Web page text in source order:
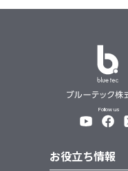
Follow us
お役立ち情報